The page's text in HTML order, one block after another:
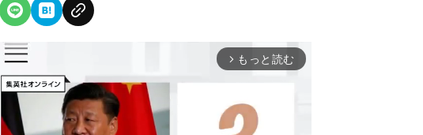
arrow_forward_ios もっと読む